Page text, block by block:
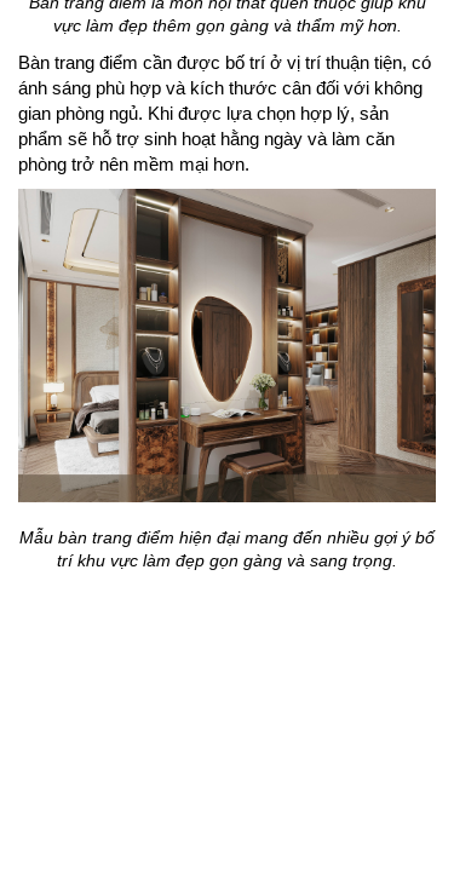
Bàn trang điểm là món nội thất quen thuộc giúp khu
vực làm đẹp thêm gọn gàng và thẩm mỹ hơn.
Bàn trang điểm cần được bố trí ở vị trí thuận tiện, có
ánh sáng phù hợp và kích thước cân đối với không
gian phòng ngủ. Khi được lựa chọn hợp lý, sản
phẩm sẽ hỗ trợ sinh hoạt hằng ngày và làm căn
phòng trở nên mềm mại hơn.